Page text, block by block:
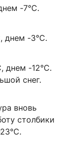
-7°C.
днем -3°C.
днем -12°C.
снег.
вновь
столбики